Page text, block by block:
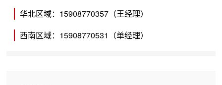
华北区域：15908770357（王经理）
西南区域：15908770531（单经理）